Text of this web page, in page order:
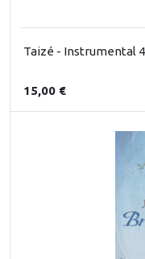
Taizé - Instrumental 4
15,00 €